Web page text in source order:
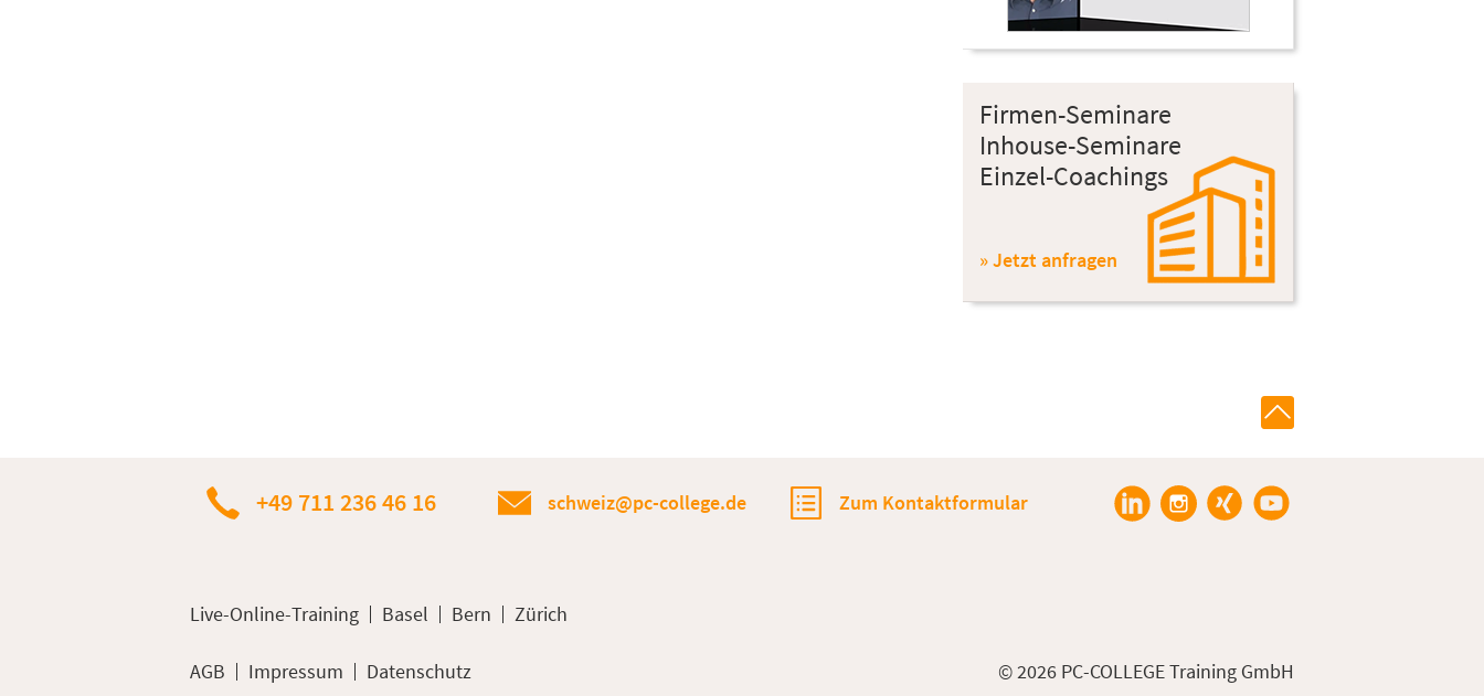
Firmen-Seminare
Inhouse-Seminare
Einzel-Coachings
» Jetzt anfragen
+49 711 236 46 16 schweiz@pc-college.de Zum Kontaktformular
Live-Online-Training Basel Bern Zürich
AGB Impressum Datenschutz © 2026 PC-COLLEGE Training GmbH